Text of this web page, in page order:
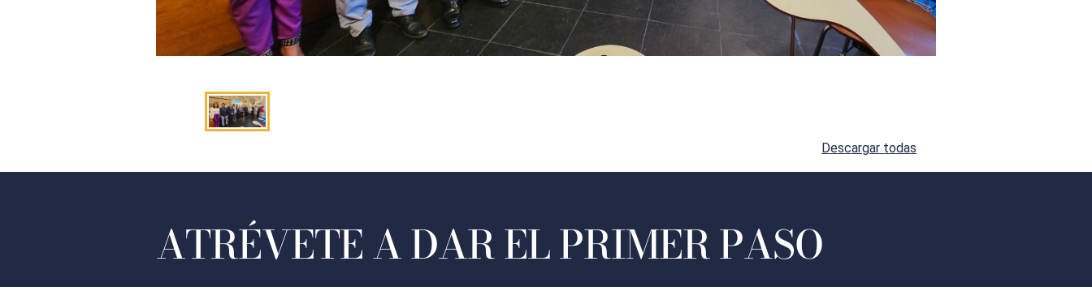
Descargar todas
ATRÉVETE A DAR EL PRIMER PASO